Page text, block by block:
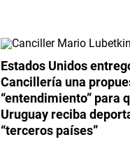
Estados Unidos
Cancillería una
“entendimiento” para
Uruguay reciba
“terceros países”